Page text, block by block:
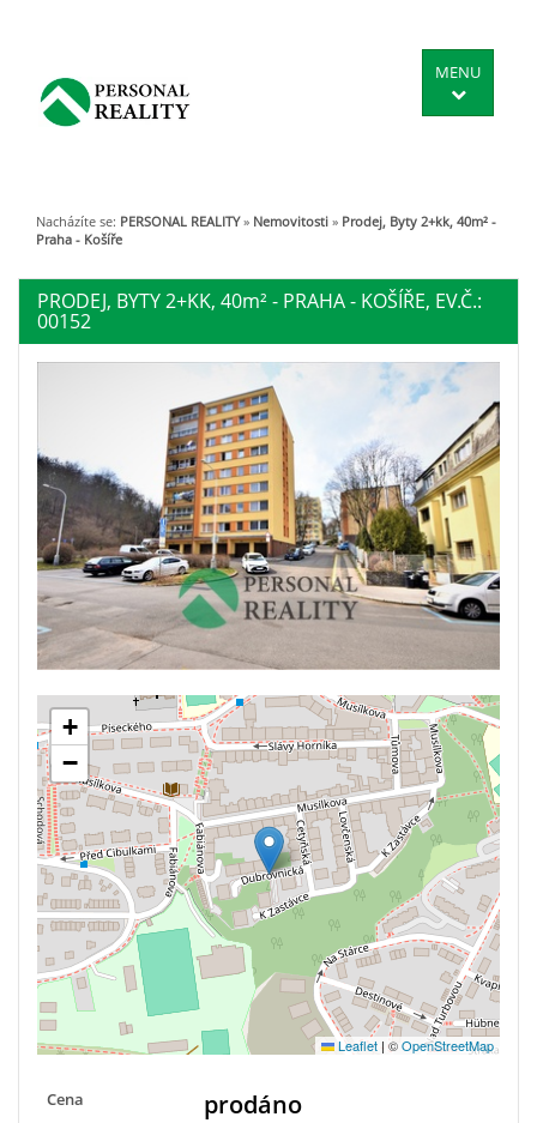
MENU
Nacházíte se: PERSONAL REALITY » Nemovitosti » Prodej, Byty 2+kk, 40m² -
Praha - Košíře
PRODEJ, BYTY 2+KK, 40m²- PRAHA - KOŠÍŘE, EV.Č.:
00152
+
−
Leaflet | ©OpenStreetMap
Cena prodáno